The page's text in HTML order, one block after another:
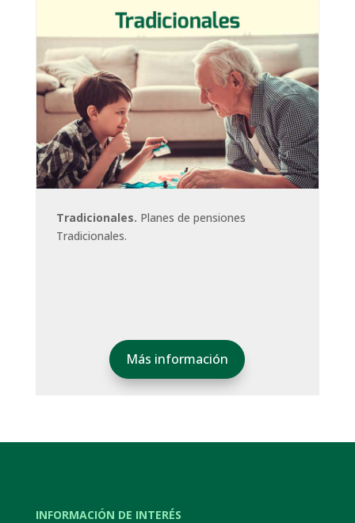
Tradicionales. Planes de pensiones
Tradicionales.
Más información
INFORMACIÓN DE INTERÉS